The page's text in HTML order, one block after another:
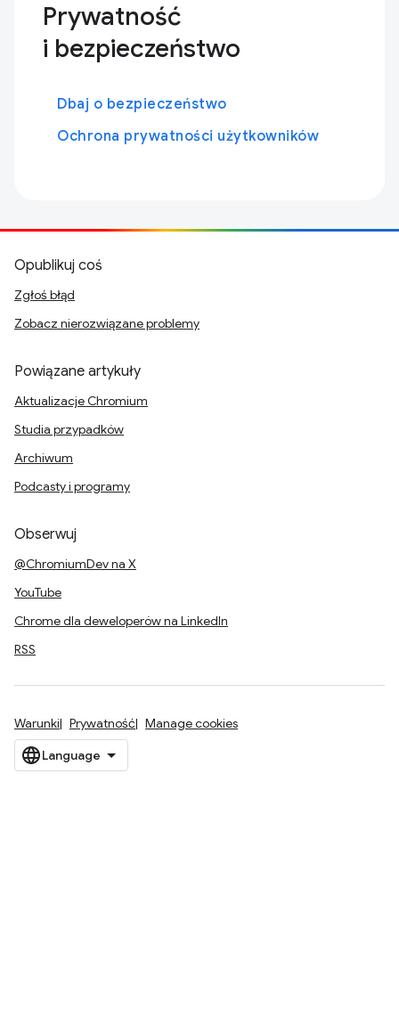
Prywatność
i bezpieczeństwo
Dbaj o bezpieczeństwo
Ochrona prywatności użytkowników
Opublikuj coś
Zgłoś błąd
Zobacz nierozwiązane problemy
Powiązane artykuły
Aktualizacje Chromium
Studia przypadków
Archiwum
Podcasty i programy
Obserwuj
@ChromiumDev na X
YouTube
Chrome dla deweloperów na LinkedIn
RSS
Warunki Prywatność Manage cookies